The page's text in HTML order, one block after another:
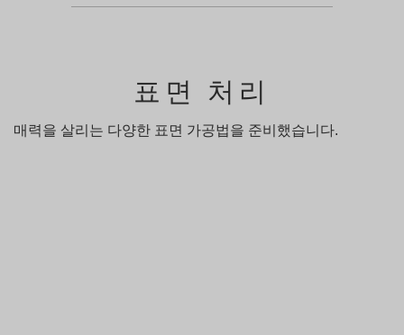
표면 처리
매력을 살리는 다양한 표면 가공법을 준비했습니다.